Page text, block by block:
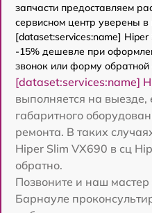
запчасти предоставляем
сервисном центр уверены
[dataset:services:name] Hiper
-15% дешевле при
звонок или форму обратной
[dataset:services:name]
выполняется на выезде,
габаритного
ремонта. В таких
Hiper Slim VX690 в сц
обратно.
Позвоните и наш
Барнауле